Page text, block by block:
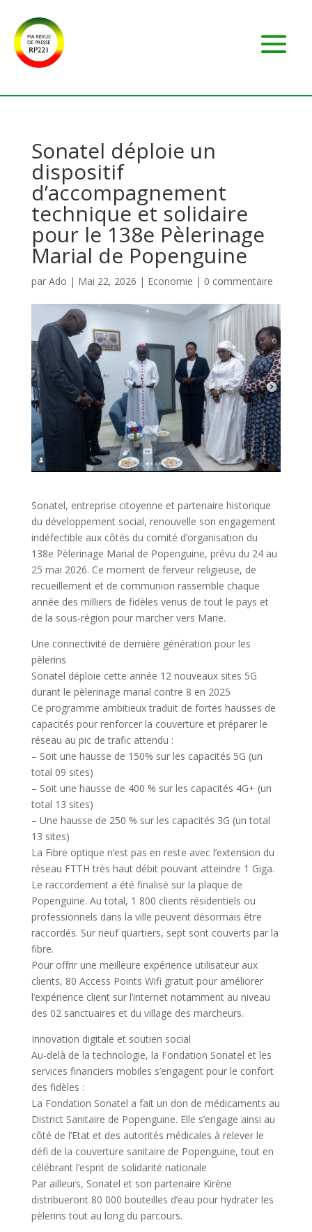
Sonatel déploie un
dispositif
d’accompagnement
technique et solidaire
pour le 138e Pèlerinage
Marial de Popenguine
par Ado | Mai 22, 2026 | Economie | 0 commentaire
Sonatel, entreprise citoyenne et partenaire historique
du développement social, renouvelle son engagement
indéfectible aux côtés du comité d’organisation du
138e Pèlerinage Marial de Popenguine, prévu du 24 au
25 mai 2026. Ce moment de ferveur religieuse, de
recueillement et de communion rassemble chaque
année des milliers de fidèles venus de tout le pays et
de la sous-région pour marcher vers Marie.
Une connectivité de dernière génération pour les
pèlerins
Sonatel déploie cette année 12 nouveaux sites 5G
durant le pèlerinage marial contre 8 en 2025
Ce programme ambitieux traduit de fortes hausses de
capacités pour renforcer la couverture et préparer le
réseau au pic de trafic attendu :
– Soit une hausse de 150% sur les capacités 5G (un
total 09 sites)
– Soit une hausse de 400 % sur les capacités 4G+ (un
total 13 sites)
– Une hausse de 250 % sur les capacités 3G (un total
13 sites)
La Fibre optique n’est pas en reste avec l’extension du
réseau FTTH très haut débit pouvant atteindre 1 Giga.
Le raccordement a été finalisé sur la plaque de
Popenguine. Au total, 1 800 clients résidentiels ou
professionnels dans la ville peuvent désormais être
raccordés. Sur neuf quartiers, sept sont couverts par la
fibre.
Pour offrir une meilleure expérience utilisateur aux
clients, 80 Access Points Wifi gratuit pour améliorer
l’expérience client sur l’internet notamment au niveau
des 02 sanctuaires et du village des marcheurs.
Innovation digitale et soutien social
Au-delà de la technologie, la Fondation Sonatel et les
services financiers mobiles s’engagent pour le confort
des fidèles :
La Fondation Sonatel a fait un don de médicaments au
District Sanitaire de Popenguine. Elle s’engage ainsi au
côté de l’Etat et des autorités médicales à relever le
défi de la couverture sanitaire de Popenguine, tout en
célébrant l’esprit de solidarité nationale
Par ailleurs, Sonatel et son partenaire Kirène
distribueront 80 000 bouteilles d’eau pour hydrater les
pèlerins tout au long du parcours.